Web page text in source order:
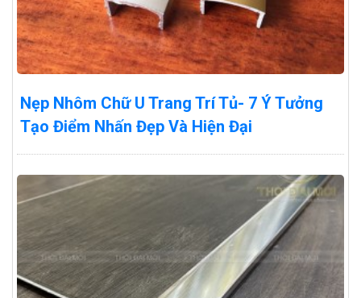
Nẹp Nhôm Chữ U Trang Trí Tủ- 7 Ý Tưởng
Tạo Điểm Nhấn Đẹp Và Hiện Đại